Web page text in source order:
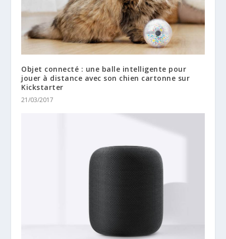
Objet connecté : une balle intelligente pour
jouer à distance avec son chien cartonne sur
Kickstarter
21/03/2017